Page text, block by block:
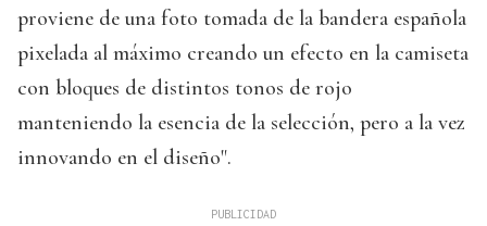
proviene de una foto tomada de la bandera española
pixelada al máximo creando un efecto en la camiseta
con bloques de distintos tonos de rojo
manteniendo la esencia de la selección, pero a la vez
innovando en el diseño".